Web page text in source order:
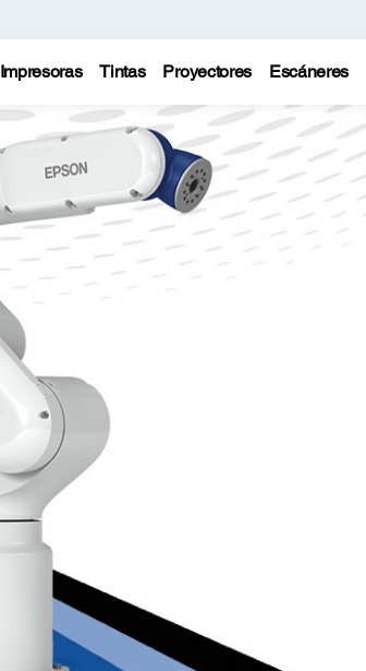
Impresoras Tintas Proyectores Escáneres